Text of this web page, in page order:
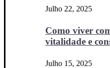
Julho 22, 2025
Como viver
vitalidade e
Julho 15, 2025